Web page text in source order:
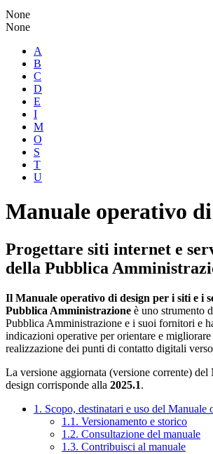
None
None
A
B
C
D
E
I
M
O
S
T
U
Manuale operativo
Progettare siti internet e
della Pubblica
Il Manuale operativo di design per i siti e i
Pubblica Amministrazione è uno strumento
Pubblica Amministrazione e i suoi fornitori e
indicazioni operative per orientare e
realizzazione dei punti di contatto digitali
La versione aggiornata (versione corrente)
design corrisponde alla 2025.1.
1. Scopo, destinatari e uso del Manuale
1.1. Versionamento e storico
1.2. Consultazione del manuale
1.3. Contribuisci al manuale